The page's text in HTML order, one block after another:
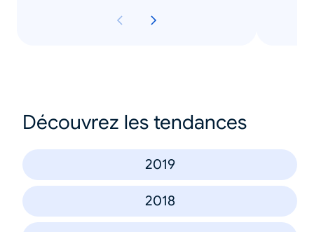
Découvrez les tendances
2019
2018